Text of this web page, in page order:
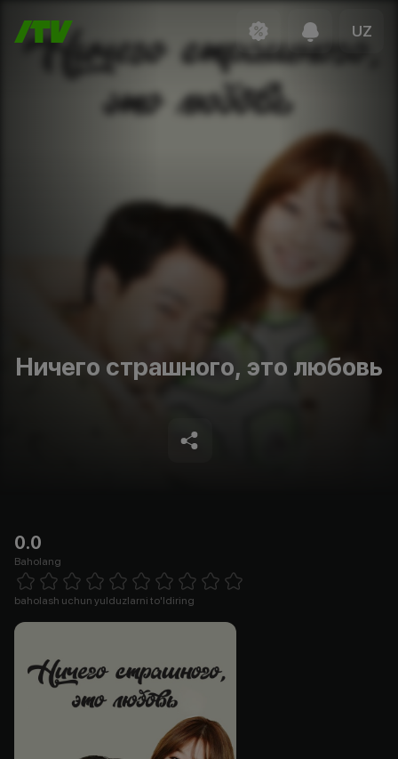
UZ
Ничего страшного, это любовь
0.0
Baholang
1 Star 2 Stars 3 Stars 4 Stars5 Stars 6 Stars7 Stars8 Stars
baholash uchun yulduzlarni to'ldiring